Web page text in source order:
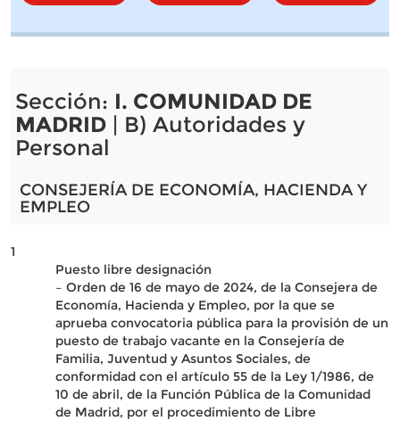
Sección: I. COMUNIDAD DE
MADRID| B) Autoridades y
Personal
CONSEJERÍA DE ECONOMÍA, HACIENDA Y
EMPLEO
1
Puesto libre designación
– Orden de 16 de mayo de 2024, de la Consejera de
Economía, Hacienda y Empleo, por la que se
aprueba convocatoria pública para la provisión de un
puesto de trabajo vacante en la Consejería de
Familia, Juventud y Asuntos Sociales, de
conformidad con el artículo 55 de la Ley 1/1986, de
10 de abril, de la Función Pública de la Comunidad
de Madrid, por el procedimiento de Libre